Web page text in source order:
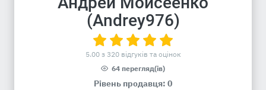
(Andrey976)
5.00 з 320 відгуків та оцінок
64 перегляд(ів)
Рівень продавця: 0